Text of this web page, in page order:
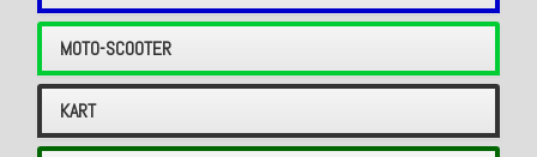
MOTO-SCOOTER
KART